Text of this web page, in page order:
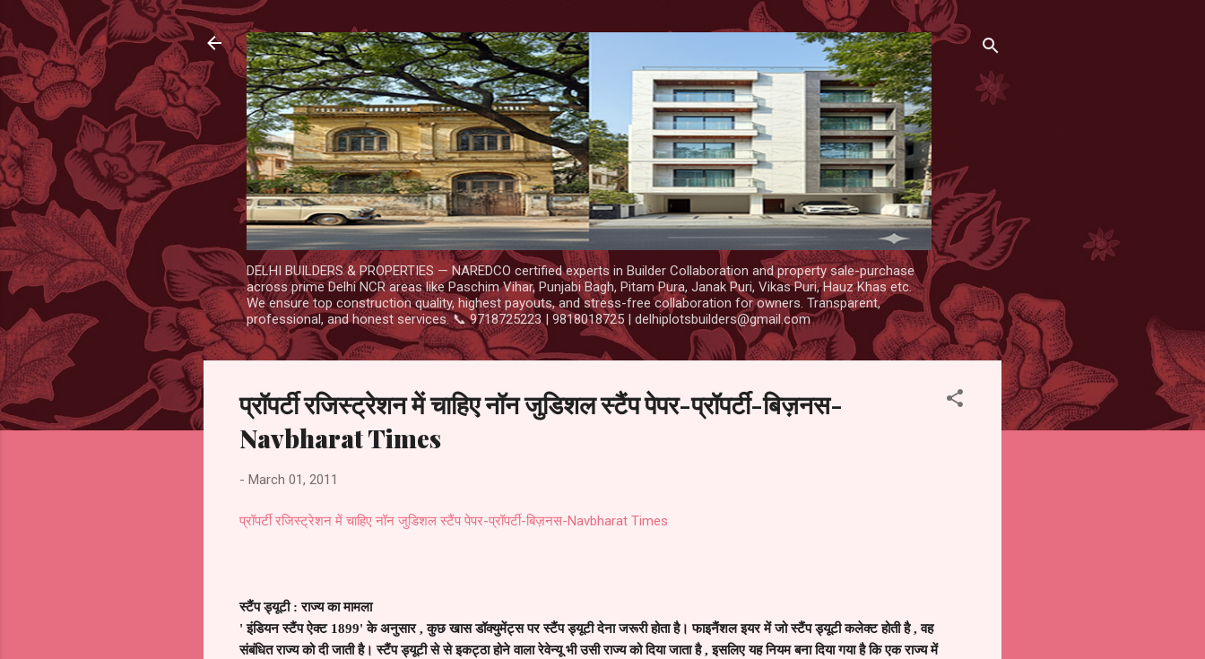
DELHI BUILDERS & PROPERTIES — NAREDCO certified experts in Builder Collaboration and property sale-purchase
across prime Delhi NCR areas like Paschim Vihar, Punjabi Bagh, Pitam Pura, Janak Puri, Vikas Puri, Hauz Khas etc.
We ensure top construction quality, highest payouts, and stress-free collaboration for owners. Transparent,
professional, and honest services. 📞 9718725223 | 9818018725 | delhiplotsbuilders@gmail.com
प्रॉपर्टी रजिस्ट्रेशन में चाहिए नॉन जुडिशल स्टैंप पेपर-प्रॉपर्टी-बिज़नस-
Navbharat Times
- March 01, 2011
प्रॉपर्टी रजिस्ट्रेशन में चाहिए नॉन जुडिशल स्टैंप पेपर-प्रॉपर्टी-बिज़नस-Navbharat Times
स्टैंप ड्यूटी : राज्य का मामला
'इंडियन स्टैंप ऐक्ट 1899'के अनुसार,कुछ खास डॉक्युमेंट्स पर स्टैंप ड्यूटी देना जरूरी होता है। फाइनैंशल इयर में जो स्टैंप ड्यूटी कलेक्ट होती है,वह
संबंधित राज्य को दी जाती है। स्टैंप ड्यूटी से से इकट्ठा होने वाला रेवेन्यू भी उसी राज्य को दिया जाता है,इसलिए यह नियम बना दिया गया है कि एक राज्य में